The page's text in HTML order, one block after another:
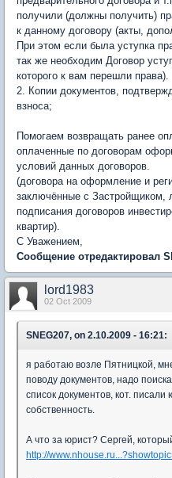
получили (должны получить)
к данному договору (акты,
При этом если была уступка
так же необходим Договор
которого к вам перешли права).
2. Копии документов,
взноса;
Помогаем возвращать ранее
оплаченные по договорам
условий данных договоров.
(договора на оформление и
заключённые с
подписания договоров
квартир).
С Уважением,
Сообщение отредактировал
lord1983
02 Oct 2009
SNEG207, on 2.10.2009 - 16:21:
я работаю возле Пятницкой,
поводу документов, надо
список документов, кот.
собственность.
А что за юрист? Сергей,
http://